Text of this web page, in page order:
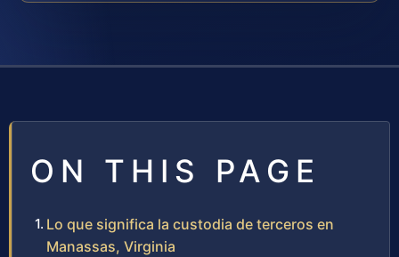
ON THIS PAGE
Lo que significa la custodia de terceros en
Manassas, Virginia